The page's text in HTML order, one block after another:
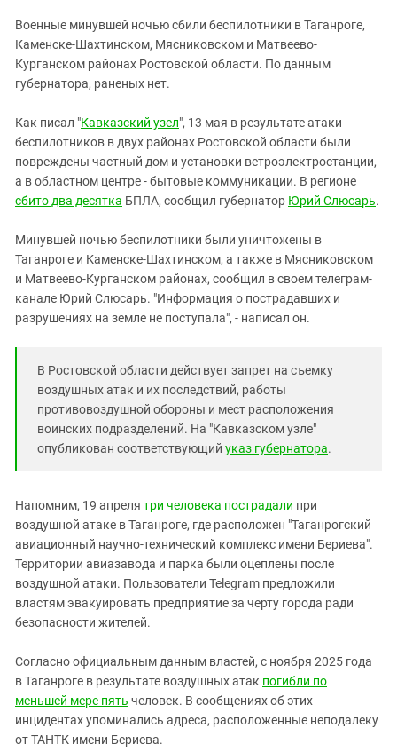
КАВКАЗ ЗА ПАЛЕСТИНУ
ИНАКОМЫСЛИЕ В ЧЕЧНЕ
ПРЕСЛЕДОВАНИЕ АКТИВИСТОВ
Ингушетия
Кабардино-Балкария
Карачаево-Черкесия
Краснодарский край
Нагорный Карабах
Российская Федерация
Ростовская область
Северная Осетия - Алания
Ставропольский край
Южная Осетия
Южный Кавказ
ЮФО
Военные минувшей ночью сбили беспилотники в Таганроге,
Каменске-Шахтинском, Мясниковском и Матвеево-
Курганском районах Ростовской области. По данным
губернатора, раненых нет.
Как писал "Кавказский узел", 13 мая в результате атаки
беспилотников в двух районах Ростовской области были
повреждены частный дом и установки ветроэлектростанции,
а в областном центре - бытовые коммуникации. В регионе
сбито два десятка БПЛА, сообщил губернатор Юрий Слюсарь.
Минувшей ночью беспилотники были уничтожены в
Таганроге и Каменске-Шахтинском, а также в Мясниковском
и Матвеево-Курганском районах, сообщил в своем телеграм-
канале Юрий Слюсарь. "Информация о пострадавших и
разрушениях на земле не поступала", - написал он.
В Ростовской области действует запрет на съемку
воздушных атак и их последствий, работы
противовоздушной обороны и мест расположения
воинских подразделений. На "Кавказском узле"
опубликован соответствующий указ губернатора.
Напомним, 19 апреля три человека пострадали при
воздушной атаке в Таганроге, где расположен "Таганрогский
авиационный научно-технический комплекс имени Бериева".
Территории авиазавода и парка были оцеплены после
воздушной атаки. Пользователи Telegram предложили
властям эвакуировать предприятие за черту города ради
безопасности жителей.
Согласно официальным данным властей, с ноября 2025 года
в Таганроге в результате воздушных атак погибли по
меньшей мере пять человек. В сообщениях об этих
инцидентах упоминались адреса, расположенные неподалеку
от ТАНТК имени Бериева.